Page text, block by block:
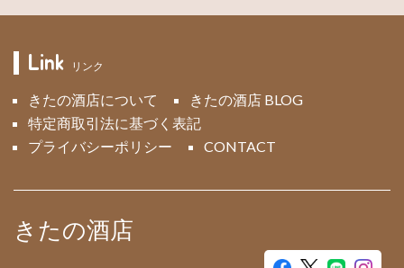
Link リンク
きたの酒店について
きたの酒店 BLOG
特定商取引法に基づく表記
プライバシーポリシー
CONTACT
きたの酒店